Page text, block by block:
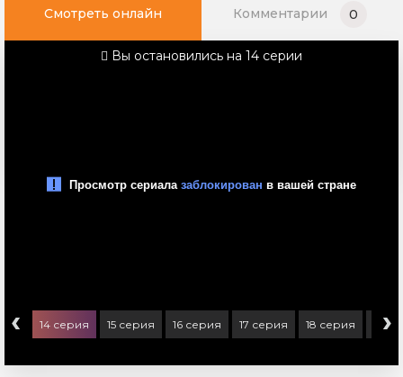
Смотреть онлайн Комментарии 0
Вы остановились на 14 серии
‹ 14 серия 15 серия 16 серия 17 серия 18 серия 19
›